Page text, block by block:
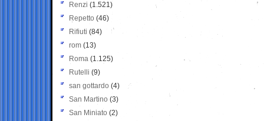
Renzi (1.521)
Repetto (46)
Rifiuti (84)
rom (13)
Roma (1.125)
Rutelli (9)
san gottardo (4)
San Martino (3)
San Miniato (2)